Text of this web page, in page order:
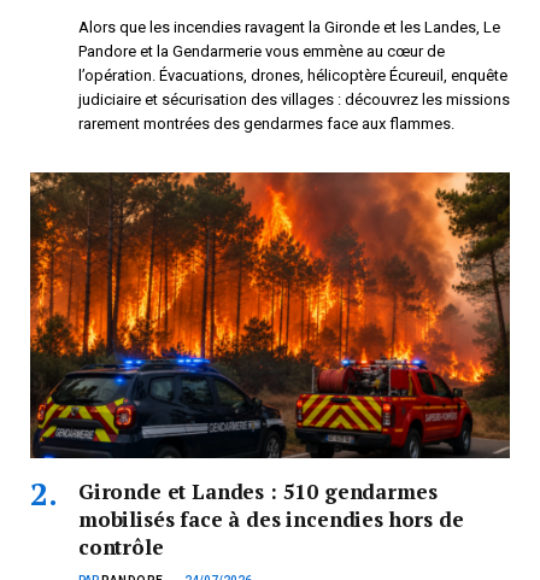
Alors que les incendies ravagent la Gironde et les Landes, Le
Pandore et la Gendarmerie vous emmène au cœur de
l’opération. Évacuations, drones, hélicoptère Écureuil, enquête
judiciaire et sécurisation des villages : découvrez les missions
rarement montrées des gendarmes face aux flammes.
Gironde et Landes : 510 gendarmes
mobilisés face à des incendies hors de
contrôle